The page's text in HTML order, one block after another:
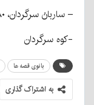
– ساربانْ سرگردان، ۱۳۸۰
-کوه سرگردان
بانوی قصه ها
به اشتراک گذاری